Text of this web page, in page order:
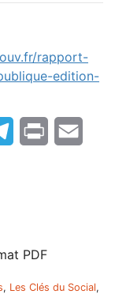
rapport-
edition-
Telegram
Print
PDF
, Les Clés du Social,